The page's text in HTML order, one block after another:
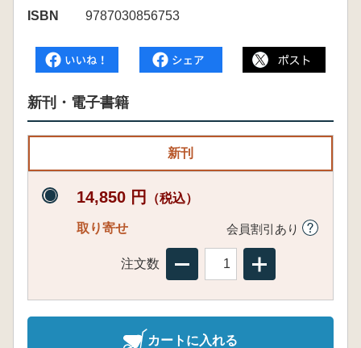
ISBN
9787030856753
新刊・電子書籍
新刊
14,850 円 （税込）
取り寄せ 会員割引あり
注文数
カートに入れる